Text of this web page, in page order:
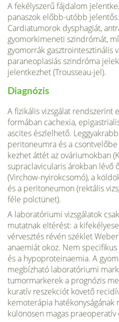
A fekélyszerű fájdalom
panaszok előbb-utóbb jelentős
Cardiatumorok dysphagiát,
gyomorkimeneti szind­rómát,
gyomorrák gasztrointesztinális
paraneoplasiás szindróma
jelentkezhet (Trousseau-jel).
Diagnózis
A fizikális vizsgálat
formában cachexia,
ascites észlelhető.
peritoneumra és a
kezhet áttét az ováriumokban
supraclavicularis árokban lévő
(Virchow-nyirokcsomó), a
és a peritoneumon (rektális
féle polctünet).
A laboratóriumi vizsgálatok
mutatnak eltérést: a
vérvesztés révén széklet
anaemiát okoz. Nem
és a hypoproteinaemia. A
megbízható laboratóriumi
tumormarkerek a prognózis
kuratív reszekciót követő
kemoterápia hatékonyságának
különösen magas